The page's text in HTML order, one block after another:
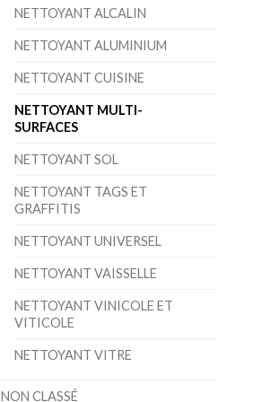
NETTOYANT ALCALIN
NETTOYANT ALUMINIUM
NETTOYANT CUISINE
NETTOYANT MULTI-
SURFACES
NETTOYANT SOL
NETTOYANT TAGS ET
GRAFFITIS
NETTOYANT UNIVERSEL
NETTOYANT VAISSELLE
NETTOYANT VINICOLE ET
VITICOLE
NETTOYANT VITRE
NON CLASSÉ